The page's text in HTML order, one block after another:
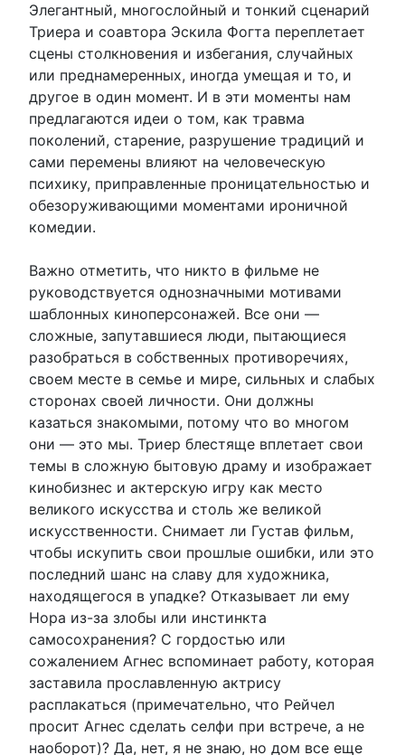
Элегантный, многослойный и тонкий сценарий
Триера и соавтора Эскила Фогта переплетает
сцены столкновения и избегания, случайных
или преднамеренных, иногда умещая и то, и
другое в один момент. И в эти моменты нам
предлагаются идеи о том, как травма
поколений, старение, разрушение традиций и
сами перемены влияют на человеческую
психику, приправленные проницательностью и
обезоруживающими моментами ироничной
комедии.
Важно отметить, что никто в фильме не
руководствуется однозначными мотивами
шаблонных киноперсонажей. Все они —
сложные, запутавшиеся люди, пытающиеся
разобраться в собственных противоречиях,
своем месте в семье и мире, сильных и слабых
сторонах своей личности. Они должны
казаться знакомыми, потому что во многом
они — это мы. Триер блестяще вплетает свои
темы в сложную бытовую драму и изображает
кинобизнес и актерскую игру как место
великого искусства и столь же великой
искусственности. Снимает ли Густав фильм,
чтобы искупить свои прошлые ошибки, или это
последний шанс на славу для художника,
находящегося в упадке? Отказывает ли ему
Нора из-за злобы или инстинкта
самосохранения? С гордостью или
сожалением Агнес вспоминает работу, которая
заставила прославленную актрису
расплакаться (примечательно, что Рейчел
просит Агнес сделать селфи при встрече, а не
наоборот)? Да, нет, я не знаю, но дом все еще